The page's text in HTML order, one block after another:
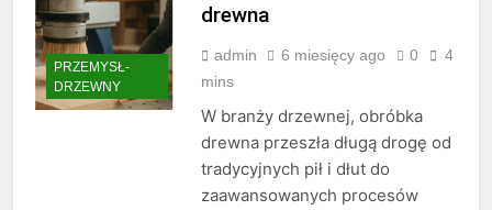
PRZEMYSŁ-
DRZEWNY
drewna
admin 6 miesięcy ago 0
4
mins
W branży drzewnej, obróbka
drewna przeszła długą drogę od
tradycyjnych pił i dłut do
zaawansowanych procesów